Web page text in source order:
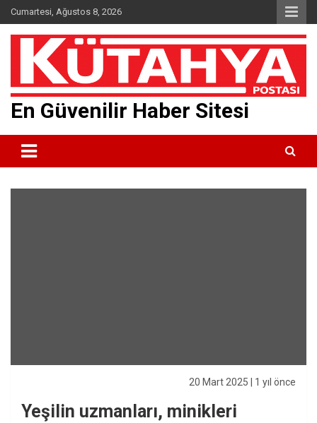
Skip
to
content
Cumartesi, Ağustos 8, 2026
En Güvenilir Haber Sitesi
20 Mart 2025 | 1 yıl önce
Yeşilin uzmanları, minikleri